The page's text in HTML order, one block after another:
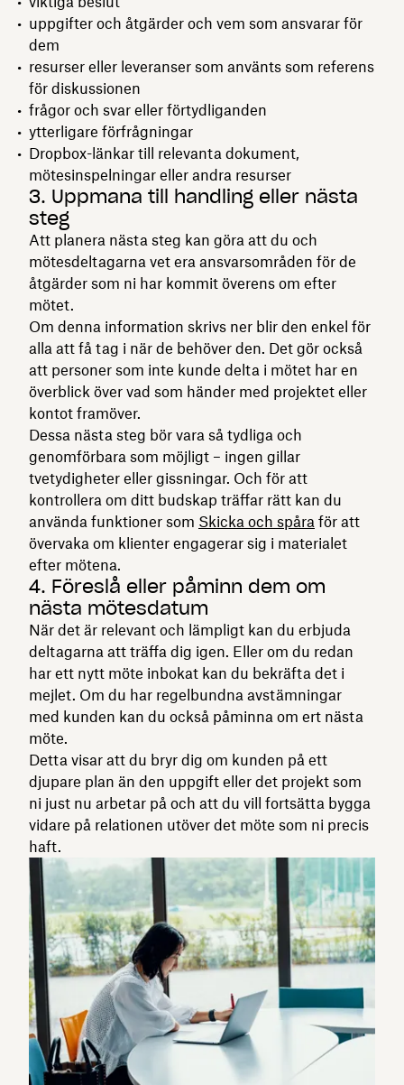
uppgifter och åtgärder och vem som ansvarar för
dem
resurser eller leveranser som använts som referens
för diskussionen
frågor och svar eller förtydliganden
ytterligare förfrågningar
Dropbox-länkar till relevanta dokument,
mötesinspelningar eller andra resurser
3. Uppmana till handling eller nästa
steg
Att planera nästa steg kan göra att du och
mötesdeltagarna vet era ansvarsområden för de
åtgärder som ni har kommit överens om efter
mötet.
Om denna information skrivs ner blir den enkel för
alla att få tag i när de behöver den. Det gör också
att personer som inte kunde delta i mötet har en
överblick över vad som händer med projektet eller
kontot framöver.
Dessa nästa steg bör vara så tydliga och
genomförbara som möjligt – ingen gillar
tvetydigheter eller gissningar. Och för att
kontrollera om ditt budskap träffar rätt kan du
använda funktioner som Skicka och spåra för att
övervaka om klienter engagerar sig i materialet
efter mötena.
4. Föreslå eller påminn dem om
nästa mötesdatum
När det är relevant och lämpligt kan du erbjuda
deltagarna att träffa dig igen. Eller om du redan
har ett nytt möte inbokat kan du bekräfta det i
mejlet. Om du har regelbundna avstämningar
med kunden kan du också påminna om ert nästa
möte.
Detta visar att du bryr dig om kunden på ett
djupare plan än den uppgift eller det projekt som
ni just nu arbetar på och att du vill fortsätta bygga
vidare på relationen utöver det möte som ni precis
haft.